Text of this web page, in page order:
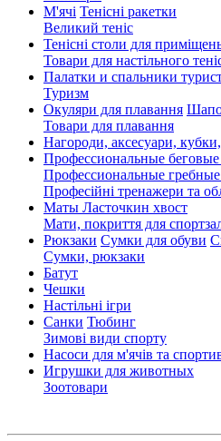
М'ячі Тенісні ракетки
Великий теніс
Тенісні столи для
Товари для настільного
Палатки и спальники
Туризм
Окуляри для плавання
Товари для плавання
Нагороди, аксесуари,
Профессиональные
Профессиональные
Професійні тренажери та
Маты Ласточкин хвост
Мати, покриття для
Рюкзаки Сумки для обуви
Сумки, рюкзаки
Батут
Чешки
Настільні ігри
Санки Тюбинг
Зимові види спорту
Насоси для м'ячів та
Игрушки для животных
Зоотовари